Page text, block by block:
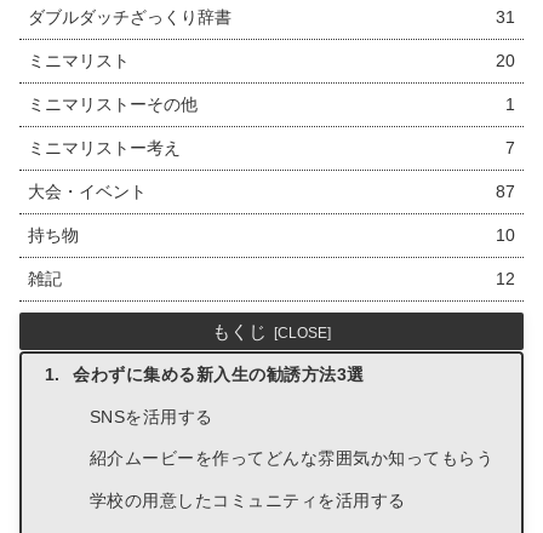
ダブルダッチざっくり辞書 31
ミニマリスト 20
ミニマリストーその他 1
ミニマリストー考え 7
大会・イベント 87
持ち物 10
雑記 12
もくじ
会わずに集める新入生の勧誘方法3選
SNSを活用する
紹介ムービーを作ってどんな雰囲気か知ってもらう
学校の用意したコミュニティを活用する